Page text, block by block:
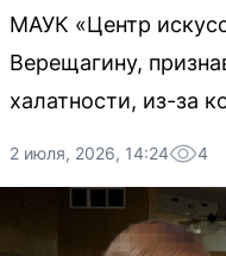
МАУК «Центр
Верещагину,
халатности, из-за
2 июля, 2026, 14:24 4